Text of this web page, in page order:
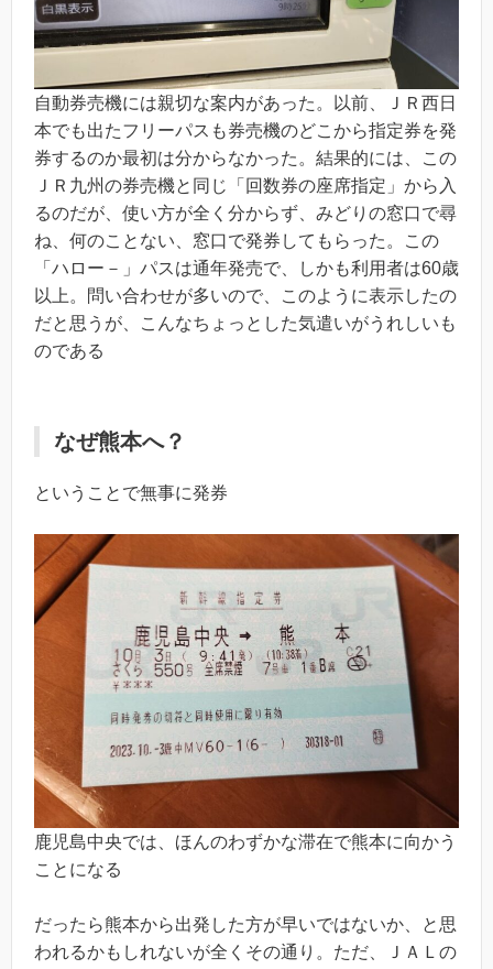
自動券売機には親切な案内があった。以前、ＪＲ西日
本でも出たフリーパスも券売機のどこから指定券を発
券するのか最初は分からなかった。結果的には、この
ＪＲ九州の券売機と同じ「回数券の座席指定」から入
るのだが、使い方が全く分からず、みどりの窓口で尋
ね、何のことない、窓口で発券してもらった。この
「ハロー－」パスは通年発売で、しかも利用者は60歳
以上。問い合わせが多いので、このように表示したの
だと思うが、こんなちょっとした気遣いがうれしいも
のである
なぜ熊本へ？
ということで無事に発券
鹿児島中央では、ほんのわずかな滞在で熊本に向かう
ことになる
だったら熊本から出発した方が早いではないか、と思
われるかもしれないが全くその通り。ただ、ＪＡＬの